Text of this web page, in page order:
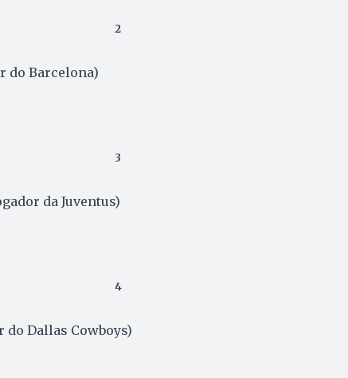
2
do Barcelona)
3
da Juventus)
4
do Dallas Cowboys)